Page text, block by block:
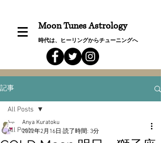
Moon Tunes Astrology
時代は、ヒーリングからチューニングへ
記事
All Posts
All Posts
Anya Kuratoku
2022年2月16日 読了時間: 3分